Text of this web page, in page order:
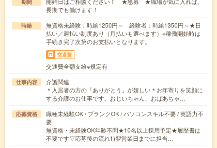
期間
長期でも働けます！
時給
無資格未経験：時給1250円～ 経験者：時給1350円～★日
払い／週払い制度あり（月払いも選べます）※稼働開始時は
手続き完了次第のお支払いとなります。
交通費
交通費全額支給※規定有
仕事内容
介護関連
＊入居者の方の「ありがとう」が嬉しい＊お年寄りを笑顔に
する介護のお仕事です。おじいちゃん、おばあちゃ…
応募資格
職種未経験OK / ブランクOK / パソコンスキル不要 / 英語力不
要
無資格・未経験OK年齢不問★10名以上採用予定★履歴書は
不要です▽応募後の流れ1)翌営業日までに担当…